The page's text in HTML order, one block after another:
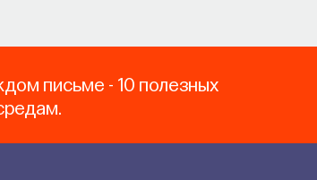
письме - 10 полезных